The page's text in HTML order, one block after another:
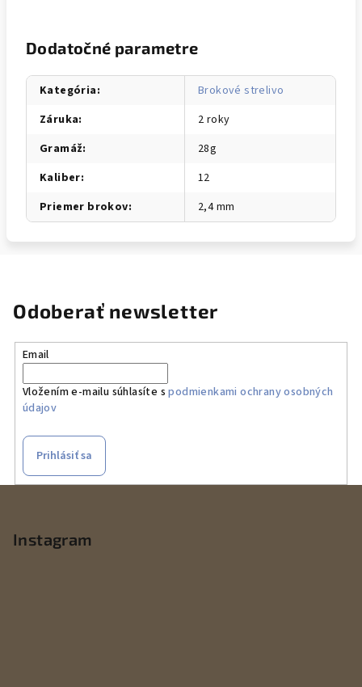
Dodatočné parametre
Kategória:
Brokové strelivo
Záruka:
2 roky
Gramáž:
28g
Kaliber:
12
Priemer brokov: 2,4 mm
Odoberať newsletter
Email
Vložením e-mailu súhlasíte spodmienkami ochrany osobných
údajov
Prihlásiť sa
Instagram